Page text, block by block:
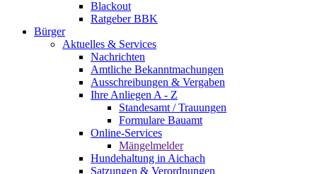
Blackout
Ratgeber BBK
Bürger
Aktuelles & Services
Nachrichten
Amtliche Bekanntmachungen
Ausschreibungen & Vergaben
Ihre Anliegen A - Z
Standesamt / Trauungen
Formulare Bauamt
Online-Services
Mängelmelder
Hundehaltung in Aichach
Satzungen & Verordnungen